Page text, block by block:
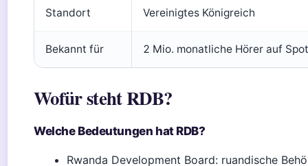
Standort Vereinigtes Königreich
Bekannt für 2 Mio. monatliche Hörer auf
Wofür steht RDB?
Welche Bedeutungen hat RDB?
Rwanda Development Board: ruandische